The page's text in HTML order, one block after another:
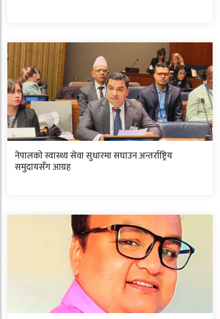
नेपालको स्वास्थ्य सेवा सुधारमा सघाउन अन्तर्राष्ट्रिय
समुदायसँग आग्रह